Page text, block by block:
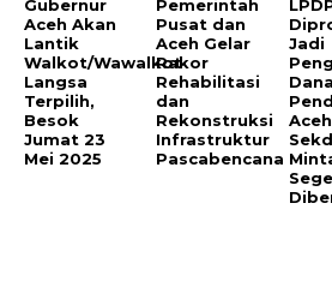
Gubernur
Aceh Akan
Lantik
Walkot/Wawalkot
Langsa
Terpilih,
Besok
Jumat 23
Mei 2025
Pemerintah
Pusat dan
Aceh Gelar
Rakor
Rehabilitasi
dan
Rekonstruksi
Infrastruktur
Pascabencana
Jadi